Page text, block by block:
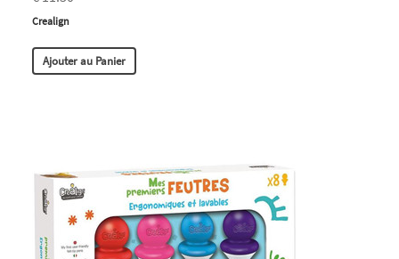
Crealign
Ajouter au Panier